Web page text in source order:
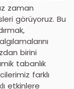
zaman
görüyoruz. Bu
birini
tabanlık
farklı
etkinlere